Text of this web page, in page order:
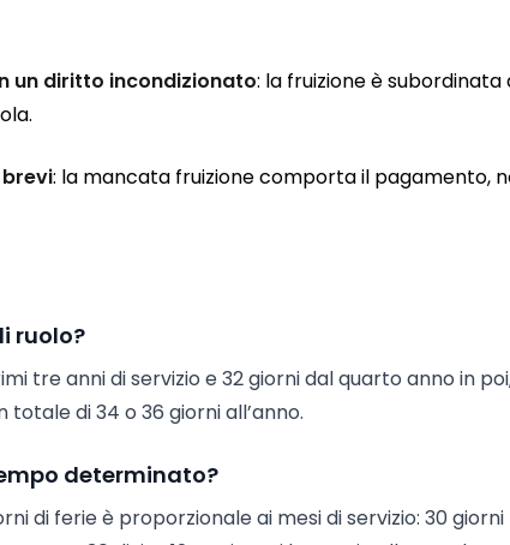
un diritto incondizionato: la fruizione è subordinata
: la mancata fruizione comporta il pagamento,
ruolo?
tre anni di servizio e 32 giorni dal quarto anno in
di 34 o 36 giorni all’anno.
determinato?
di ferie è proporzionale ai mesi di servizio: 30